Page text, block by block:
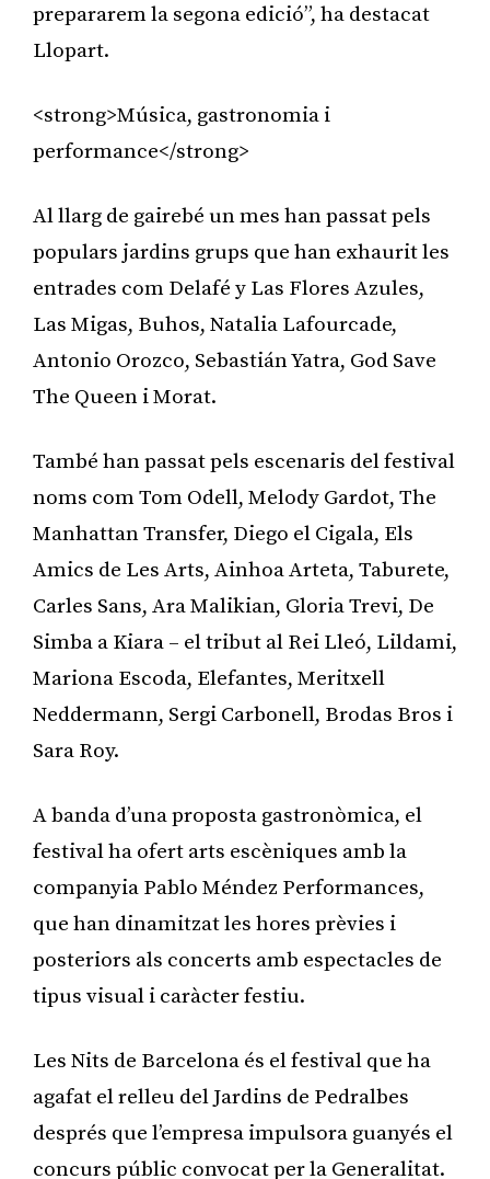
prepararem la segona edició”, ha destacat
Llopart.
<strong>Música, gastronomia i
performance</strong>
Al llarg de gairebé un mes han passat pels
populars jardins grups que han exhaurit les
entrades com Delafé y Las Flores Azules,
Las Migas, Buhos, Natalia Lafourcade,
Antonio Orozco, Sebastián Yatra, God Save
The Queen i Morat.
També han passat pels escenaris del festival
noms com Tom Odell, Melody Gardot, The
Manhattan Transfer, Diego el Cigala, Els
Amics de Les Arts, Ainhoa Arteta, Taburete,
Carles Sans, Ara Malikian, Gloria Trevi, De
Simba a Kiara – el tribut al Rei Lleó, Lildami,
Mariona Escoda, Elefantes, Meritxell
Neddermann, Sergi Carbonell, Brodas Bros i
Sara Roy.
A banda d’una proposta gastronòmica, el
festival ha ofert arts escèniques amb la
companyia Pablo Méndez Performances,
que han dinamitzat les hores prèvies i
posteriors als concerts amb espectacles de
tipus visual i caràcter festiu.
Les Nits de Barcelona és el festival que ha
agafat el relleu del Jardins de Pedralbes
després que l’empresa impulsora guanyés el
concurs públic convocat per la Generalitat.